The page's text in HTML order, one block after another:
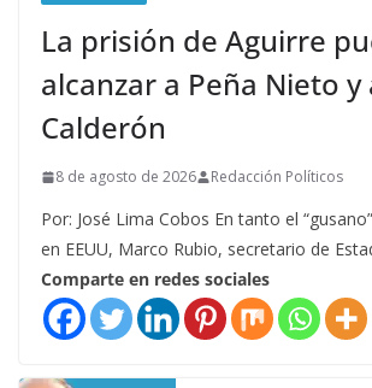
La prisión de Aguirre
alcanzar a Peña Nieto y
Calderón
8 de agosto de 2026 Redacción Políticos
Por: José Lima Cobos En tanto el
en EEUU, Marco Rubio, secretario de
Comparte en redes sociales